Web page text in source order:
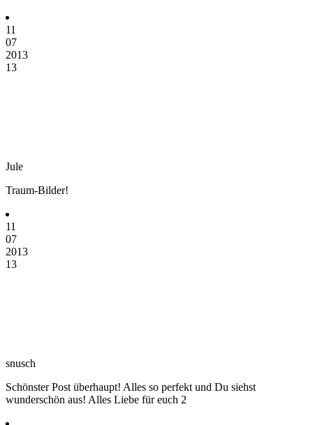
11
07
2013
13
Jule
Traum-Bilder!
11
07
2013
13
snusch
Schönster Post überhaupt! Alles so perfekt und Du siehst
wunderschön aus! Alles Liebe für euch 2